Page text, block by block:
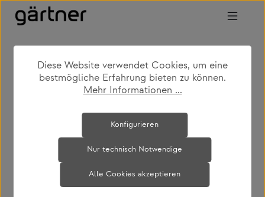
Zum Hauptinhalt springen
shop produkte wohnen sessel
Bildergalerie überspringen
Diese Website verwendet Cookies, um eine
bestmögliche Erfahrung bieten zu können.
Mehr Informationen ...
Nur technisch Notwendige
Konfigurieren
Alle Cookies akzeptieren